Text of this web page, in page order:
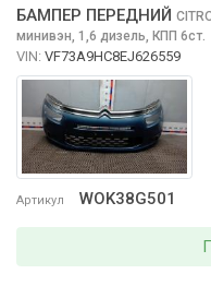
Артикул WOK38G501
БАМПЕР ПЕРЕДНИЙ
минивэн, 1,6 дизель, КПП 6ст.
VIN: VF73A9HC8EJ626559